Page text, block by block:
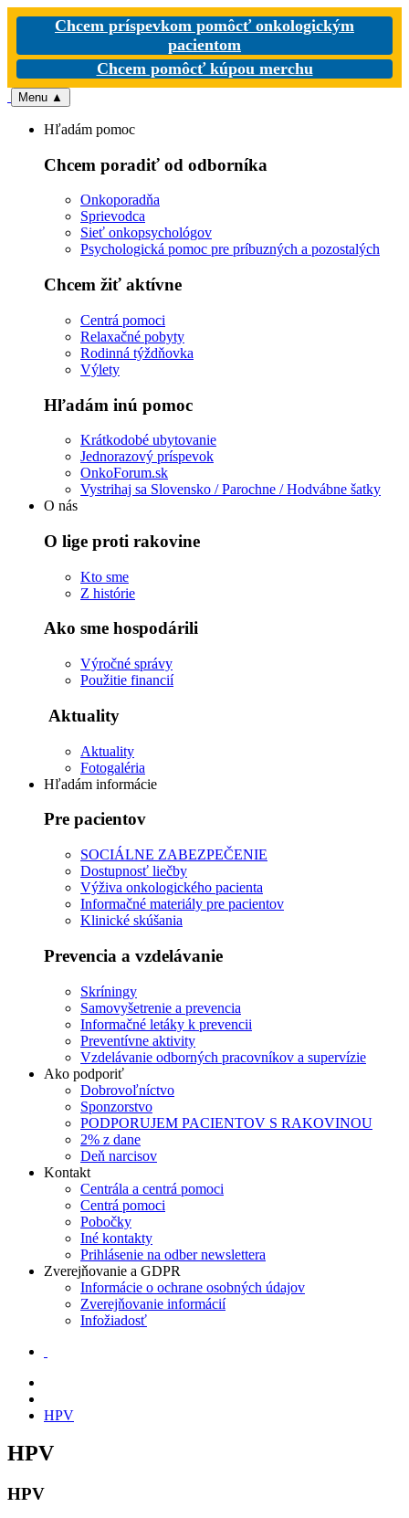
Chcem príspevkom pomôcť onkologickým
pacientom
Chcem pomôcť kúpou merchu
Menu ▲
Hľadám pomoc
Chcem poradiť od odborníka
Onkoporadňa
Sprievodca
Sieť onkopsychológov
Psychologická pomoc pre príbuzných a pozostalých
Chcem žiť aktívne
Centrá pomoci
Relaxačné pobyty
Rodinná týždňovka
Výlety
Hľadám inú pomoc
Krátkodobé ubytovanie
Jednorazový príspevok
OnkoForum.sk
Vystrihaj sa Slovensko / Parochne / Hodvábne šatky
O nás
O lige proti rakovine
Kto sme
Z histórie
Ako sme hospodárili
Výročné správy
Použitie financií
Aktuality
Aktuality
Fotogaléria
Hľadám informácie
Pre pacientov
SOCIÁLNE ZABEZPEČENIE
Dostupnosť liečby
Výživa onkologického pacienta
Informačné materiály pre pacientov
Klinické skúšania
Prevencia a vzdelávanie
Skríningy
Samovyšetrenie a prevencia
Informačné letáky k prevencii
Preventívne aktivity
Vzdelávanie odborných pracovníkov a supervízie
Ako podporiť
Dobrovoľníctvo
Sponzorstvo
PODPORUJEM PACIENTOV S RAKOVINOU
2% z dane
Deň narcisov
Kontakt
Centrála a centrá pomoci
Centrá pomoci
Pobočky
Iné kontakty
Prihlásenie na odber newslettera
Zverejňovanie a GDPR
Informácie o ochrane osobných údajov
Zverejňovanie informácií
Infožiadosť
HPV
HPV
HPV